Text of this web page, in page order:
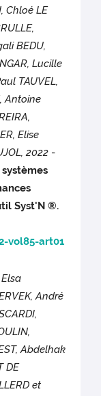
Chloé LE
BEDU,
Lucille
TAUVEL,
Antoine
Elise
2022 -
Syst'N ®.
vol85-art01
André
Abdelhak
DE
et